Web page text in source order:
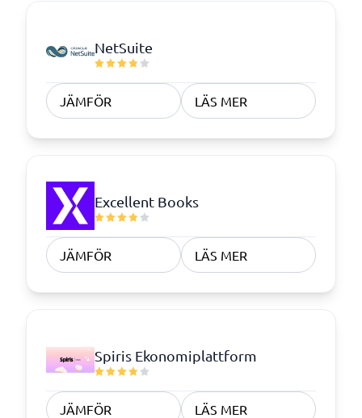
NetSuite
JÄMFÖR LÄS MER
Excellent Books
JÄMFÖR LÄS MER
Spiris Ekonomiplattform
JÄMFÖR LÄS MER